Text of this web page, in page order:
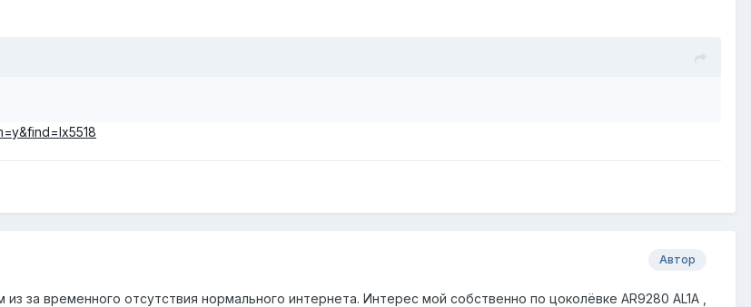
Автор
за временного отсутствия нормального интернета. Интерес мой собственно по цоколёвке AR9280 AL1A ,